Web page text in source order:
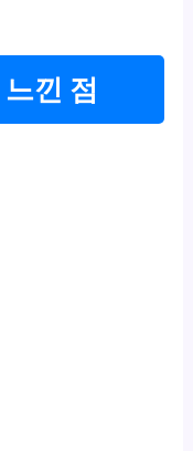
낀 점